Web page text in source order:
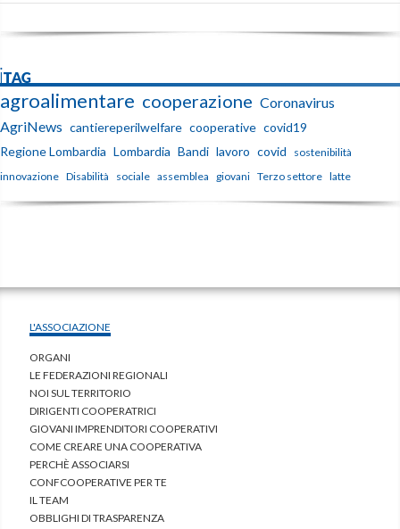
iTAG
agroalimentare cooperazione Coronavirus
AgriNews cantiereperilwelfare cooperative covid19
Regione Lombardia Lombardia Bandi lavoro covid
sostenibilità
innovazione Disabilità sociale assemblea giovani Terzo settore latte
L'ASSOCIAZIONE
ORGANI
LE FEDERAZIONI REGIONALI
NOI SUL TERRITORIO
DIRIGENTI COOPERATRICI
GIOVANI IMPRENDITORI COOPERATIVI
COME CREARE UNA COOPERATIVA
PERCHÈ ASSOCIARSI
CONFCOOPERATIVE PER TE
IL TEAM
OBBLIGHI DI TRASPARENZA